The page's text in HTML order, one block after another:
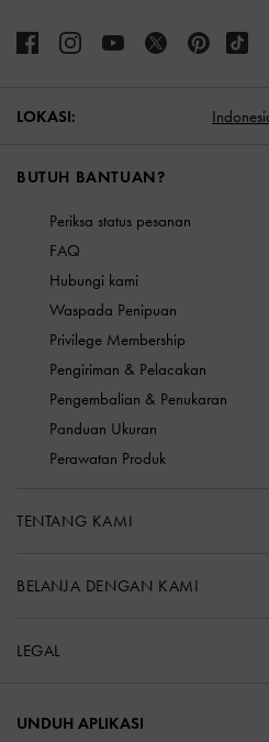
LOKASI:
BUTUH BANTUAN?
Periksa status pesanan
FAQ
Hubungi kami
Waspada Penipuan
Privilege Membership
Pengiriman & Pelacakan
Pengembalian & Penukaran
Panduan Ukuran
Perawatan Produk
TENTANG KAMI
BELANJA DENGAN KAMI
LEGAL
UNDUH APLIKASI